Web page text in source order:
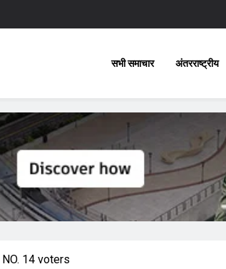
सभी समाचार अंतरराष्ट्रीय
14 voters